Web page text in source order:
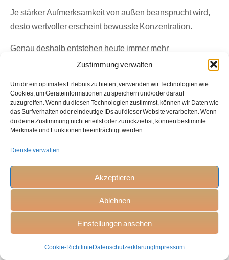
Zustimmung verwalten
Um dir ein optimales Erlebnis zu bieten, verwenden wir Technologien wie
Cookies, um Geräteinformationen zu speichern und/oder darauf
zuzugreifen. Wenn du diesen Technologien zustimmst, können wir Daten wie
das Surfverhalten oder eindeutige IDs auf dieser Website verarbeiten. Wenn
du deine Zustimmung nicht erteilst oder zurückziehst, können bestimmte
Merkmale und Funktionen beeinträchtigt werden.
Dienste verwalten
Akzeptieren
Ablehnen
Einstellungen ansehen
Cookie-RichtlinieDatenschutzerklärungImpressum
Je stärker Aufmerksamkeit von außen beansprucht wird,
desto wertvoller erscheint bewusste Konzentration.
Genau deshalb entstehen heute immer mehr
Gegenbewegungen:
Offline-Retreats
Slow-Living-Konzepte
analoge Hobbys
digitale Auszeiten
minimalistische Lebensstile
Besonders interessant daran ist, dass diese Entwicklungen
mitten im technologischen Fortschritt entstehen — nicht
Menschen lehnen Technologie also nicht grundsätzlich ab.